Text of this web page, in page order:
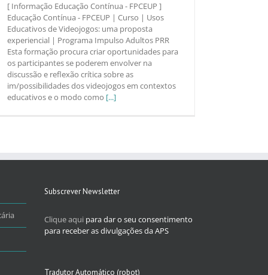
[ Informação Educação Contínua - FPCEUP ]
Educação Contínua - FPCEUP | Curso | Usos
Educativos de Videojogos: uma proposta
experiencial | Programa Impulso Adultos PRR
Esta formação procura criar oportunidades para
os participantes se poderem envolver na
discussão e reflexão crítica sobre as
im/possibilidades dos videojogos em contextos
educativos e o modo como [...]
Subscrever Newsletter
Clique aqui para dar o seu consentimento
para receber as divulgações da APS
Tradutor Automático (robot)